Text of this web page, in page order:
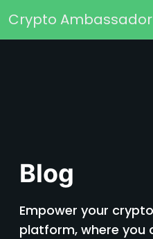
Main
Crypto Ambassador
Blog
Empower your
platform, where you